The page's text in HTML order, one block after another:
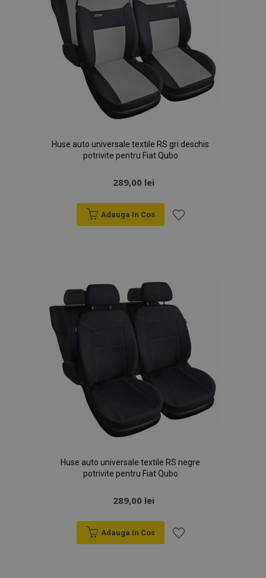
Huse auto universale textile RS gri deschis
potrivite pentru Fiat Qubo
289,00 lei
Adauga In Cos
Dorințe
Huse auto universale textile RS negre
potrivite pentru Fiat Qubo
289,00 lei
Adauga In Cos